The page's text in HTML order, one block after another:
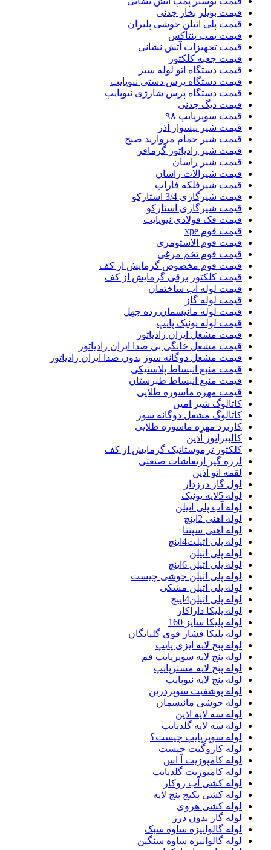
قیمت بویلر بخار چدنی
قیمت پلی اتیلن جوشی پلیران
قیمت پمپ پنتاکس
قیمت تجهیزات آتش نشانی
قیمت جعبه کلکتور
قیمت دستگاه اتو لوله سبز
قیمت دستگاه پرس دستی نیوپایپ
قیمت دستگاه پرس شارژی نیوپایپ
قیمت دیگ چدنی
قیمت سوپرپایپ ۹۸
قیمت شیر پیسوار آذر
قیمت شیر حمام مروارید صبح
قیمت شیر رادیاتور گرمافر
قیمت شیر راسان
قیمت شیرالات راسان
قیمت شیرفلکه فاراب
قیمت شیرگازی 3/4 استارکو
قیمت شیرگازی استارکو
قیمت فک فولادی نیوپایپ
قیمت فوم xpe
قیمت فوم الاستومری
قیمت فوم تخم مرغی
قیمت فوم مخصوص گرمایش از کف
قیمت کلکتور برقی گرمایش از کف
قیمت لوله آب ساختمان
قیمت لوله گاز
قیمت لوله مانیسمان رده چهل
قیمت لوله یونیک پایپ
قیمت مشعل ایران رادیاتور
قیمت مشعل خانگی بی صدا ایران رادیاتور
قیمت مشعل دوگانه سوز بدون صدا ایران رادیاتور
قیمت منبع انبساط پلاستیکی
قیمت منبع انبساط طبرستان
قیمت مهره ماسوره طلایی
کاتالوگ شیر امین
کاتالوگ مشعل دوگانه سوز
کاربرد مهره ماسوره طلایی
کالبیراتور آذین
کلکتور ترموستاتیک گرمایش از کف
لرزه گیر ارتعاشات صنعتی
لقمه اتو آذین
لول گاز درزدار
لوله 5لایه یونیک
لوله آب پلی اتیلن
لوله اهنی 2اینچ
لوله اهنی سپنتا
لوله پلی اتیلت4اینچ
لوله پلی اتیلن
لوله پلی اتیلن 6اینچ
لوله پلی اتیلن جوشی چیست
لوله پلی اتیلن مشکی
لوله پلی اتیلن4اینچ
لوله پلیکا داراکار
لوله پلیکا سایز 160
لوله پلیکا فشار قوی گلپایگان
لوله پنج لایه ایزی پایپ
لوله پنج لایه سوپرپایپ قم
لوله پنج لایه مسترپایپ
لوله پنج لایه نیوپایپ
لوله پوشفیت سوپردرین
لوله جوشی مانیسمان
لوله سه لایه اذین
لوله سه لایه گلدپایپ
لوله سوپرپایپ چیست؟
لوله کاروگیت چیست
لوله کامپوزیت آ اس
لوله کامپوزیت گلدپایپ
لوله کشی آب روکار
لوله کشی پکیج پنج لایه
لوله کشی هروی
لوله گاز بدون درز
لوله گالوانیزه ساوه سبک
لوله گالوانیزه ساوه سنگین